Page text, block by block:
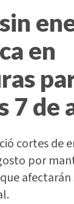
en
7 de
cortes de
por